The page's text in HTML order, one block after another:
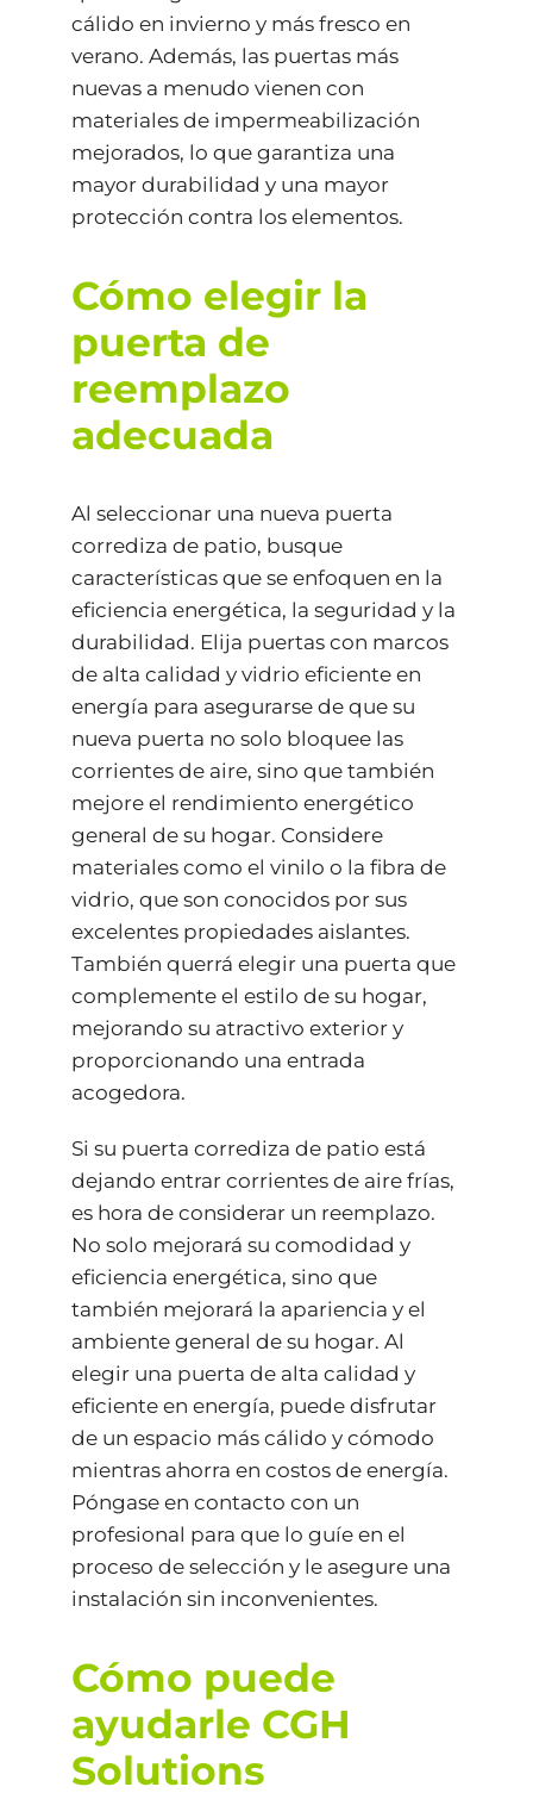
cálido en invierno y más fresco en
verano. Además, las puertas más
nuevas a menudo vienen con
materiales de impermeabilización
mejorados, lo que garantiza una
mayor durabilidad y una mayor
protección contra los elementos.
Cómo elegir la
puerta de
reemplazo
adecuada
Al seleccionar una nueva puerta
corrediza de patio, busque
características que se enfoquen en la
eficiencia energética, la seguridad y la
durabilidad. Elija puertas con marcos
de alta calidad y vidrio eficiente en
energía para asegurarse de que su
nueva puerta no solo bloquee las
corrientes de aire, sino que también
mejore el rendimiento energético
general de su hogar. Considere
materiales como el vinilo o la fibra de
vidrio, que son conocidos por sus
excelentes propiedades aislantes.
También querrá elegir una puerta que
complemente el estilo de su hogar,
mejorando su atractivo exterior y
proporcionando una entrada
acogedora.
Si su puerta corrediza de patio está
dejando entrar corrientes de aire frías,
es hora de considerar un reemplazo.
No solo mejorará su comodidad y
eficiencia energética, sino que
también mejorará la apariencia y el
ambiente general de su hogar. Al
elegir una puerta de alta calidad y
eficiente en energía, puede disfrutar
de un espacio más cálido y cómodo
mientras ahorra en costos de energía.
Póngase en contacto con un
profesional para que lo guíe en el
proceso de selección y le asegure una
instalación sin inconvenientes.
Cómo puede
ayudarle CGH
Solutions